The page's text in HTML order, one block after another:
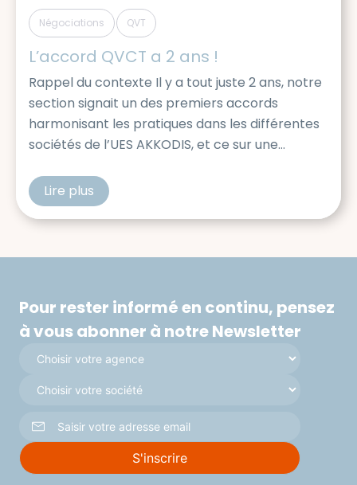
Négociations QVT
L’accord QVCT a 2 ans !
Rappel du contexte Il y a tout juste 2 ans, notre
section signait un des premiers accords
harmonisant les pratiques dans les différentes
sociétés de l’UES AKKODIS, et ce sur une
entre les hommes et femme Lutte contre les
discriminations, le harcèlement, engagement
pour l’inclusion Amélioration de la Qualité […]
cfdtakkodis
Lire plus
Pour rester informé en continu, pensez
à vous abonner à notre Newsletter